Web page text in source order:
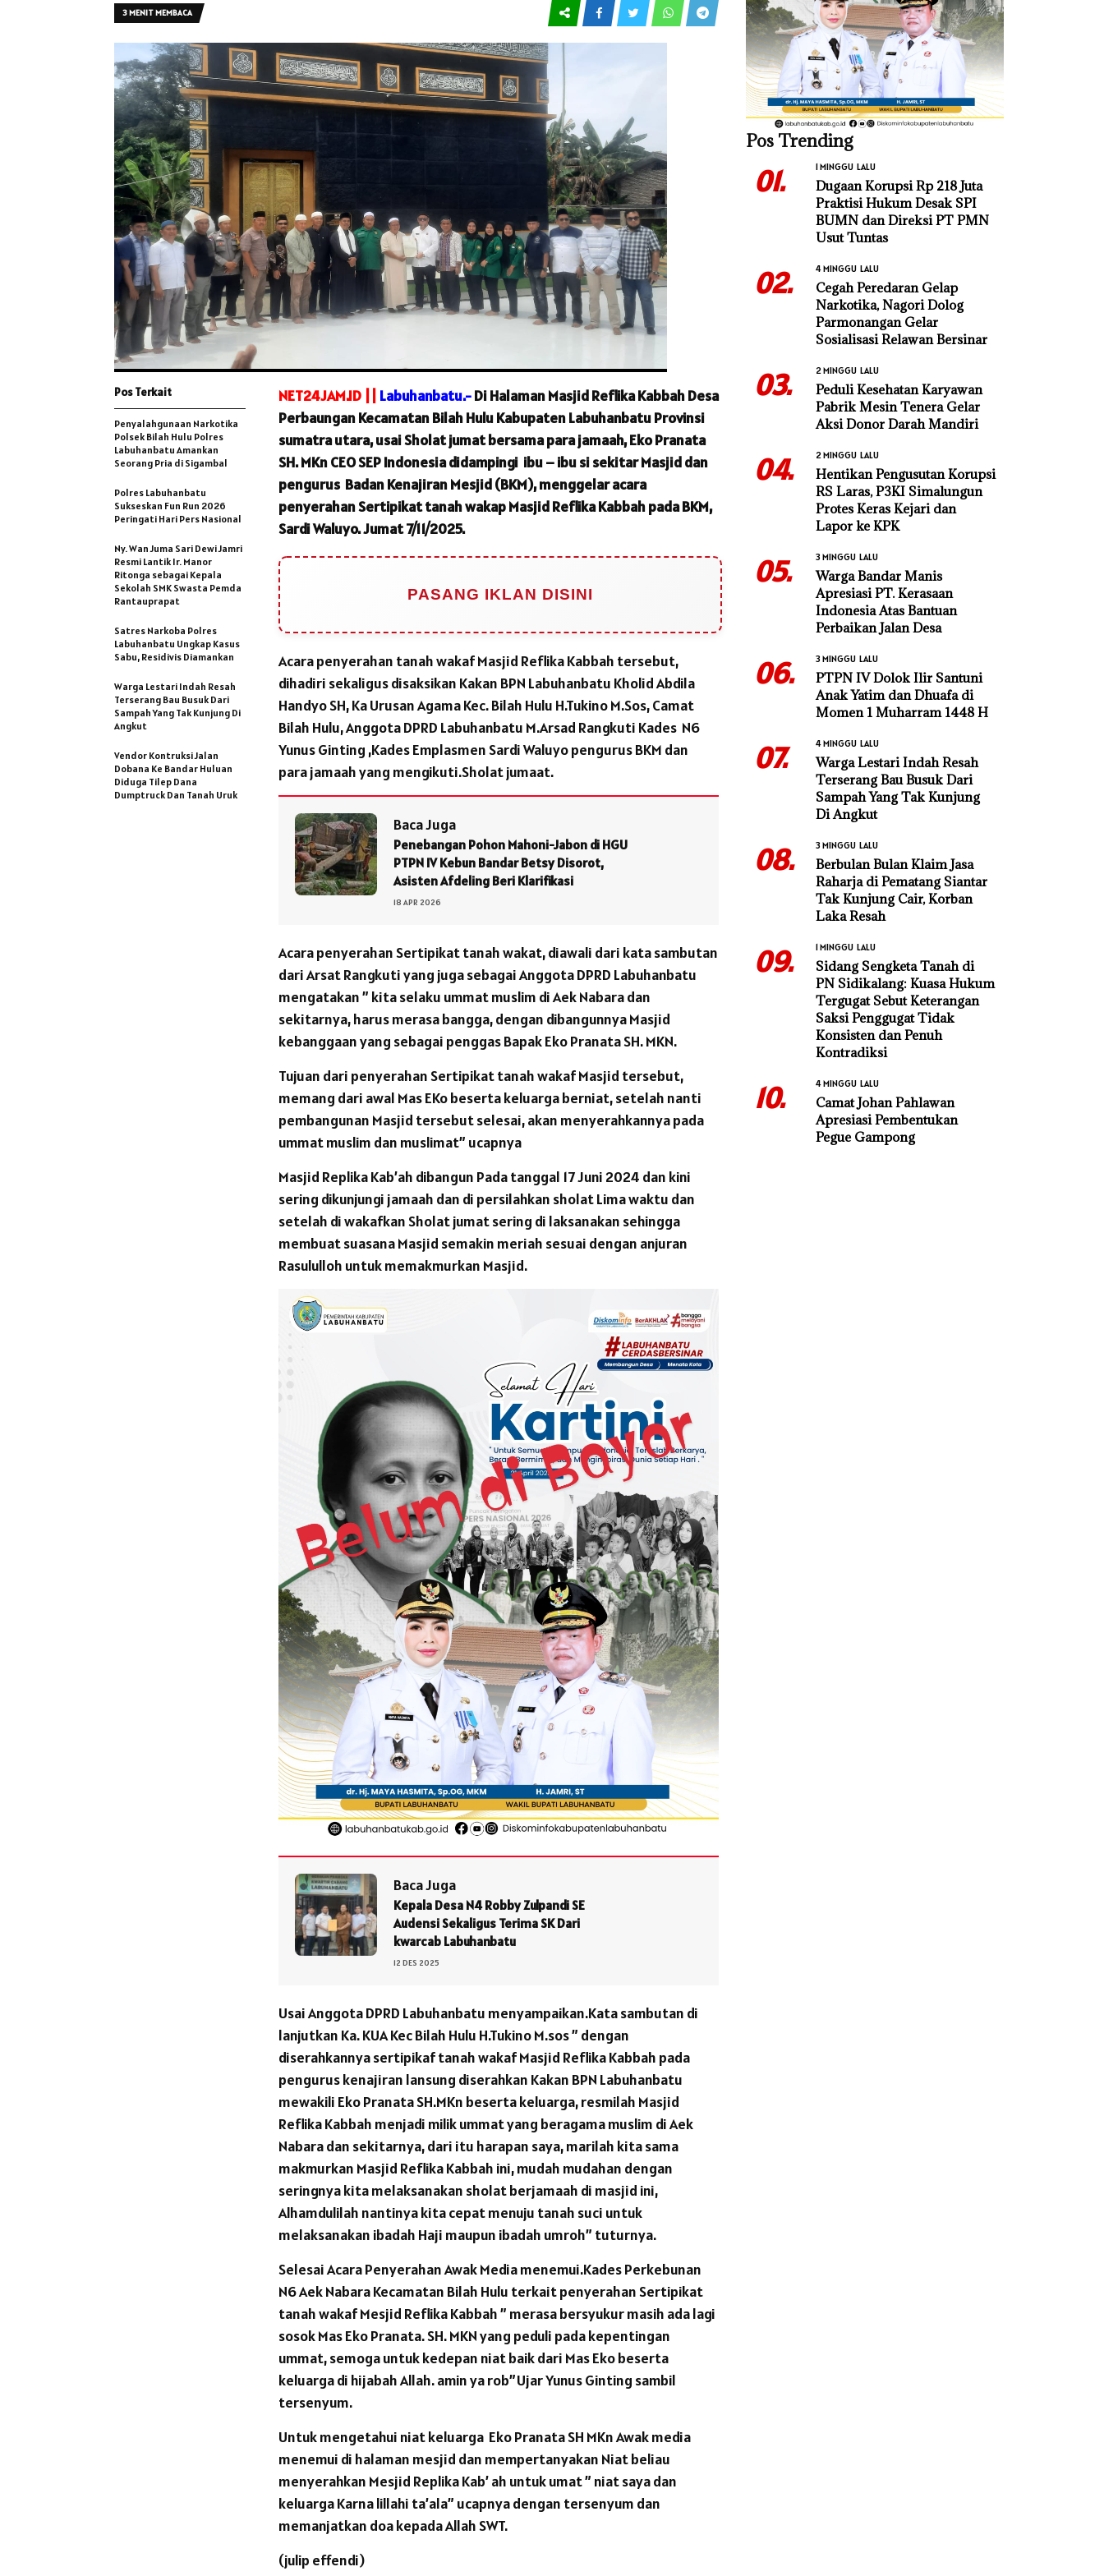
3 MENIT MEMBACA
NET24JAM.ID || Labuhanbatu.-Di Halaman Masjid Reflika Kabbah Desa
Perbaungan Kecamatan Bilah Hulu Kabupaten Labuhanbatu Provinsi
sumatra utara, usai Sholat jumat bersama para jamaah, Eko Pranata
SH. MKn CEO SEP Indonesia didampingi ibu – ibu si sekitar Masjid dan
pengurus Badan Kenajiran Mesjid (BKM), menggelar acara
penyerahan Sertipikat tanah wakap Masjid Reflika Kabbah pada BKM,
Sardi Waluyo. Jumat 7/11/2025.
PASANG IKLAN DISINI
Acara penyerahan tanah wakaf Masjid Reflika Kabbah tersebut,
dihadiri sekaligus disaksikan Kakan BPN Labuhanbatu Kholid Abdila
Handyo SH, Ka Urusan Agama Kec. Bilah Hulu H.Tukino M.Sos, Camat
Bilah Hulu, Anggota DPRD Labuhanbatu M.Arsad Rangkuti Kades N6
Yunus Ginting ,Kades Emplasmen Sardi Waluyo pengurus BKM dan
para jamaah yang mengikuti.Sholat jumaat.
Baca Juga
Penebangan Pohon Mahoni-Jabon di HGU
PTPN IV Kebun Bandar Betsy Disorot,
Asisten Afdeling Beri Klarifikasi
18 APR 2026
Acara penyerahan Sertipikat tanah wakat, diawali dari kata sambutan
dari Arsat Rangkuti yang juga sebagai Anggota DPRD Labuhanbatu
mengatakan ” kita selaku ummat muslim di Aek Nabara dan
sekitarnya, harus merasa bangga, dengan dibangunnya Masjid
kebanggaan yang sebagai penggas Bapak Eko Pranata SH. MKN.
Tujuan dari penyerahan Sertipikat tanah wakaf Masjid tersebut,
memang dari awal Mas EKo beserta keluarga berniat, setelah nanti
pembangunan Masjid tersebut selesai, akan menyerahkannya pada
ummat muslim dan muslimat” ucapnya
Masjid Replika Kab’ah dibangun Pada tanggal 17 Juni 2024 dan kini
sering dikunjungi jamaah dan di persilahkan sholat Lima waktu dan
setelah di wakafkan Sholat jumat sering di laksanakan sehingga
membuat suasana Masjid semakin meriah sesuai dengan anjuran
Rasululloh untuk memakmurkan Masjid.
Baca Juga
Kepala Desa N4 Robby Zulpandi SE
Audensi Sekaligus Terima SK Dari
kwarcab Labuhanbatu
12 DES 2025
Usai Anggota DPRD Labuhanbatu menyampaikan.Kata sambutan di
lanjutkan Ka. KUA Kec Bilah Hulu H.Tukino M.sos ” dengan
diserahkannya sertipikaf tanah wakaf Masjid Reflika Kabbah pada
pengurus kenajiran lansung diserahkan Kakan BPN Labuhanbatu
mewakili Eko Pranata SH.MKn beserta keluarga, resmilah Masjid
Reflika Kabbah menjadi milik ummat yang beragama muslim di Aek
Nabara dan sekitarnya, dari itu harapan saya, marilah kita sama
makmurkan Masjid Reflika Kabbah ini, mudah mudahan dengan
seringnya kita melaksanakan sholat berjamaah di masjid ini,
Alhamdulilah nantinya kita cepat menuju tanah suci untuk
melaksanakan ibadah Haji maupun ibadah umroh” tuturnya.
Selesai Acara Penyerahan Awak Media menemui.Kades Perkebunan
N6 Aek Nabara Kecamatan Bilah Hulu terkait penyerahan Sertipikat
tanah wakaf Mesjid Reflika Kabbah ” merasa bersyukur masih ada lagi
sosok Mas Eko Pranata. SH. MKN yang peduli pada kepentingan
ummat, semoga untuk kedepan niat baik dari Mas Eko beserta
keluarga di hijabah Allah. amin ya rob”Ujar Yunus Ginting sambil
tersenyum.
Untuk mengetahui niat keluarga Eko Pranata SH MKn Awak media
menemui di halaman mesjid dan mempertanyakan Niat beliau
menyerahkan Mesjid Replika Kab’ ah untuk umat ” niat saya dan
keluarga Karna lillahi ta’ala” ucapnya dengan tersenyum dan
memanjatkan doa kepada Allah SWT.
(julip effendi)
Pos Terkait
Penyalahgunaan Narkotika
Polsek Bilah Hulu Polres
Labuhanbatu Amankan
Seorang Pria di Sigambal
Polres Labuhanbatu
Sukseskan Fun Run 2026
Peringati Hari Pers Nasional
Ny. Wan Juma Sari Dewi Jamri
Resmi Lantik Ir. Manor
Ritonga sebagai Kepala
Sekolah SMK Swasta Pemda
Rantauprapat
Satres Narkoba Polres
Labuhanbatu Ungkap Kasus
Sabu, Residivis Diamankan
Warga Lestari Indah Resah
Terserang Bau Busuk Dari
Sampah Yang Tak Kunjung Di
Angkut
Vendor Kontruksi Jalan
Dobana Ke Bandar Huluan
Diduga Tilep Dana
Dumptruck Dan Tanah Uruk
Pos Trending
01. 1 MINGGU LALU
Dugaan Korupsi Rp 218 Juta
Praktisi Hukum Desak SPI
BUMN dan Direksi PT PMN
Usut Tuntas
02. 4 MINGGU LALU
Cegah Peredaran Gelap
Narkotika, Nagori Dolog
Parmonangan Gelar
Sosialisasi Relawan Bersinar
03. 2 MINGGU LALU
Peduli Kesehatan Karyawan
Pabrik Mesin Tenera Gelar
Aksi Donor Darah Mandiri
04. 2 MINGGU LALU
Hentikan Pengusutan Korupsi
RS Laras, P3KI Simalungun
Protes Keras Kejari dan
Lapor ke KPK
05. 3 MINGGU LALU
Warga Bandar Manis
Apresiasi PT. Kerasaan
Indonesia Atas Bantuan
Perbaikan Jalan Desa
06. 3 MINGGU LALU
PTPN IV Dolok Ilir Santuni
Anak Yatim dan Dhuafa di
Momen 1 Muharram 1448 H
07. 4 MINGGU LALU
Warga Lestari Indah Resah
Terserang Bau Busuk Dari
Sampah Yang Tak Kunjung
Di Angkut
08. 3 MINGGU LALU
Berbulan Bulan Klaim Jasa
Raharja di Pematang Siantar
Tak Kunjung Cair, Korban
Laka Resah
09. 1 MINGGU LALU
Sidang Sengketa Tanah di
PN Sidikalang: Kuasa Hukum
Tergugat Sebut Keterangan
Saksi Penggugat Tidak
Konsisten dan Penuh
Kontradiksi
10. 4 MINGGU LALU
Camat Johan Pahlawan
Apresiasi Pembentukan
Pegue Gampong